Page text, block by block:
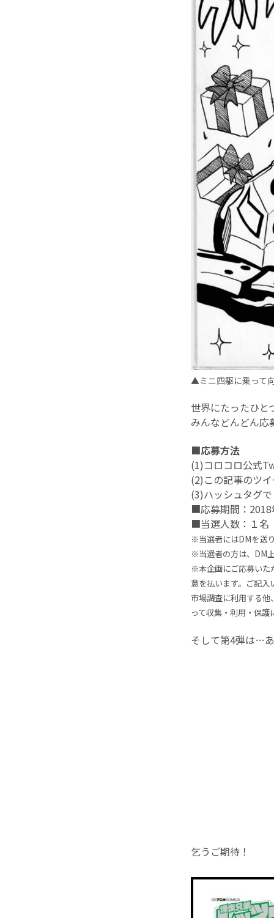
▲ミニ四駆に乗って
世界にたったひと
みんなどんどん応
■応募方法
(1)コロコロ公式
(2)この記事のツ
(3)ハッシュタグ
■応募期間：2018
■当選人数：１名
※当選者にはDMを送
※当選者の方は、DM
※本企画にご応募いた
意を払います。ご記
市場調査に利用する
って収集・利用・保護
そして第4弾は…
乞うご期待！